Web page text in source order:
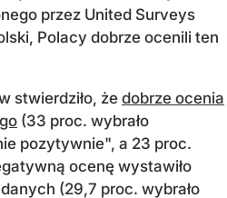
przez United Surveys
Polacy dobrze ocenili ten
stwierdziło, że dobrze ocenia
(33 proc. wybrało
pozytywnie", a 23 proc.
ocenę wystawiło
(29,7 proc. wybrało